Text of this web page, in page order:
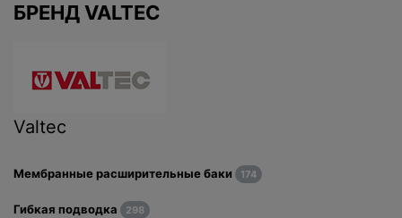
БРЕНД VALTEC
Valtec
Мембранные расширительные баки 174
Гибкая подводка 298